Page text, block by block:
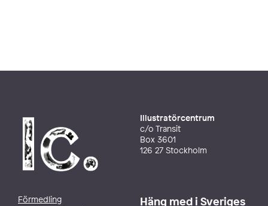
Illustratörcentrum
c/o Transit
Box 3601
126 27 Stockholm
Förmedling
Häng med i Sveriges